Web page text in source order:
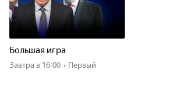
Большая игра
Завтра в 16:00 • Первый